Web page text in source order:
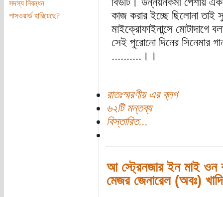
সদস্য নিবন্ধন
পাসওয়ার্ড হারিয়েছে?
কাজ করার ইচ্ছে ছিলোনা তাই
মাইক্রোফাইনান্সে মোটাদাগে
সেই পুরোনো দিনের সিনেমার
..........।।
রাতঃস্মরণীয় এর ব্লগ
৬২টি মন্তব্য
বিস্তারিত...
আ স্ট্রেনজার ইন মাই ওন
মেজর জেনারেল (অবঃ)